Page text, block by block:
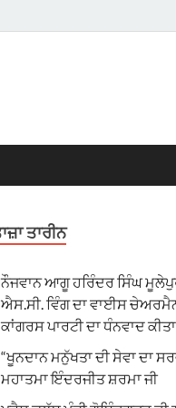
ਤਾਰੀਨ
ਨੌਜਵਾਨ ਆਗੂ ਹਰਿੰਦਰ ਸਿੰਘ
ਐਸ.ਸੀ. ਵਿੰਗ ਦਾ ਵਾਈਸ
ਕਾਂਗਰਸ ਪਾਰਟੀ ਦਾ ਧੰਨਵਾਦ ਕੀਤਾ
“ਖੂਨਦਾਨ ਮਨੁੱਖਤਾ ਦੀ ਸੇਵਾ ਦਾ
ਮਹਾਤਮਾ ਇੰਦਰਜੀਤ ਸ਼ਰਮਾ ਜੀ